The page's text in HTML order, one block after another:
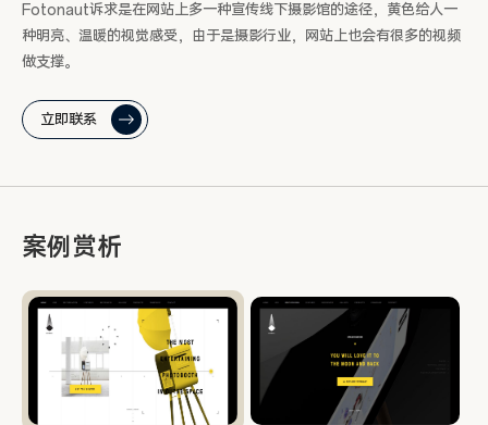
Fotonaut诉求是在网站上多一种宣传线下摄影馆的途径，黄色给人一
种明亮、温暖的视觉感受，由于是摄影行业，网站上也会有很多的视频
做支撑。
立即联系
案例赏析